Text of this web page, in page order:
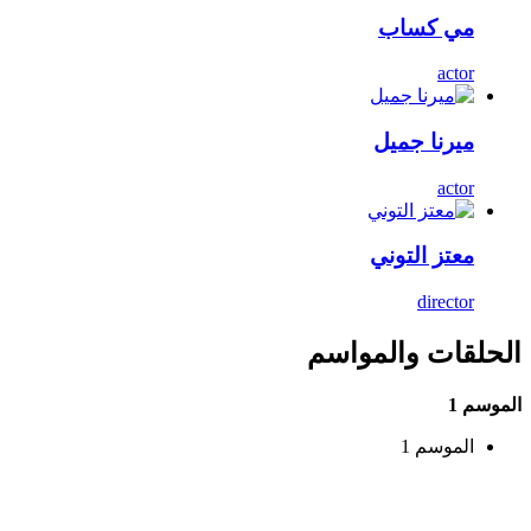
مي كساب
actor
ميرنا جميل
actor
معتز التوني
director
الحلقات والمواسم
الموسم 1
الموسم 1